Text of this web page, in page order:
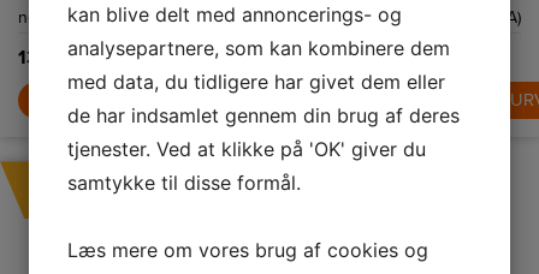
netto
L
13.499,-
netto
L
8.999,-
LÆG I KURV
dB(A)
7.999,-
LÆG I
TILBUD -
kan blive delt med annoncerings- og
analysepartnere, som kan kombinere dem
med data, du tidligere har givet dem eller
de har indsamlet gennem din brug af deres
tjenester. Ved at klikke på 'OK' giver du
samtykke til disse formål.
Læs mere om vores brug af cookies og